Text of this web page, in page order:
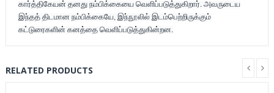
கார்த்திகேயன் தனது நம்பிக்கையை வெளிப்படுத்துகிறார். அவருடைய
இந்தத் திடமான நம்பிக்கையே, இந்நூலில் இடம்பெற்றிருக்கும்
கட்டுரைகளின் கனத்தை வெளிப்படுத்துகின்றன.
RELATED PRODUCTS